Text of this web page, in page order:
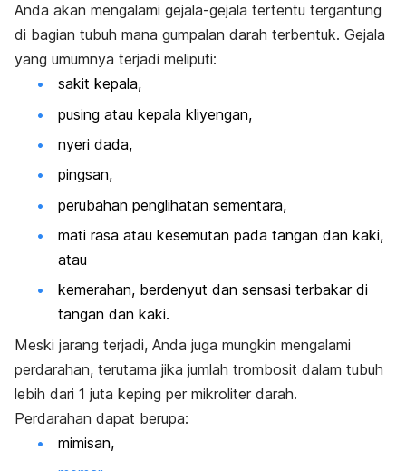
Anda akan mengalami gejala-gejala tertentu tergantung
di bagian tubuh mana gumpalan darah terbentuk. Gejala
yang umumnya terjadi meliputi:
sakit kepala,
pusing atau kepala kliyengan,
nyeri dada,
pingsan,
perubahan penglihatan sementara,
mati rasa atau kesemutan pada tangan dan kaki,
atau
kemerahan, berdenyut dan sensasi terbakar di
tangan dan kaki.
Meski jarang terjadi, Anda juga mungkin mengalami
perdarahan, terutama jika jumlah trombosit dalam tubuh
lebih dari 1 juta keping per mikroliter darah.
Perdarahan dapat berupa:
mimisan,